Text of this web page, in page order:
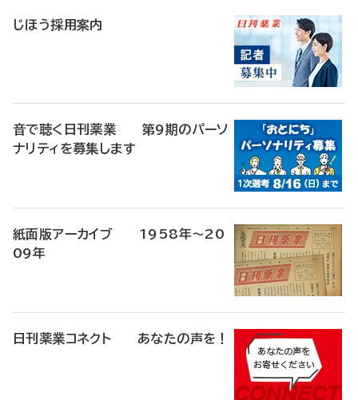
じほう採用案内
音で聴く日刊薬業 第9期のパーソ
ナリティを募集します
紙面版アーカイブ 1958年～20
09年
日刊薬業コネクト あなたの声を！